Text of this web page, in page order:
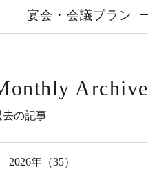
宴会・会議プラン
Archive
去の記事
2026年（35）